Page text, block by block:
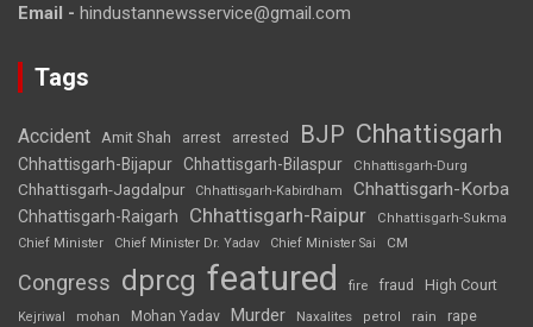
Email - hindustannewsservice@gmail.com
Tags
Accident Amit Shah arrest arrested BJP Chhattisgarh
Chhattisgarh-Bijapur Chhattisgarh-Bilaspur Chhattisgarh-Durg
Chhattisgarh-Jagdalpur Chhattisgarh-Kabirdham Chhattisgarh-Korba
Chhattisgarh-Raigarh Chhattisgarh-Raipur
Chhattisgarh-Sukma
Chief Minister
Chief Minister Dr. Yadav Chief Minister Sai CM
Congress dprcg featured fire fraud High Court
Kejriwal mohan Mohan Yadav Murder Naxalites petrol rain rape